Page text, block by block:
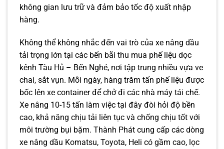
không gian lưu trữ và đảm bảo tốc độ xuất nhập
hàng.
Không thể không nhắc đến vai trò của xe nâng dầu
tải trọng lớn tại các bến bãi thu mua phế liệu dọc
kênh Tàu Hủ – Bến Nghé, nơi tập trung nhiều vựa ve
chai, sắt vụn. Mỗi ngày, hàng trăm tấn phế liệu được
bốc lên xe container để chở đi các nhà máy tái chế.
Xe nâng 10-15 tấn làm việc tại đây đòi hỏi độ bền
cao, khả năng chịu tải liên tục và chống chịu tốt với
môi trường bụi bặm. Thành Phát cung cấp các dòng
xe nâng dầu Komatsu, Toyota, Heli có gầm cao, lọc